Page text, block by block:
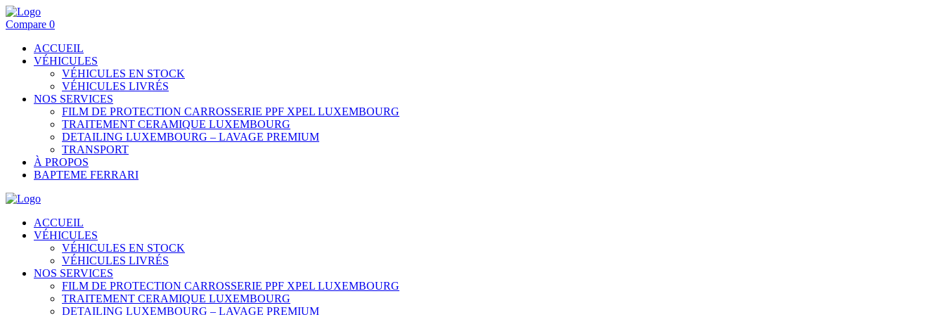
Compare 0
ACCUEIL
VÉHICULES
VÉHICULES EN STOCK
VÉHICULES LIVRÉS
NOS SERVICES
FILM DE PROTECTION CARROSSERIE PPF XPEL LUXEMBOURG
TRAITEMENT CERAMIQUE LUXEMBOURG
DETAILING LUXEMBOURG – LAVAGE PREMIUM
TRANSPORT
À PROPOS
BAPTEME FERRARI
ACCUEIL
VÉHICULES
VÉHICULES EN STOCK
VÉHICULES LIVRÉS
NOS SERVICES
FILM DE PROTECTION CARROSSERIE PPF XPEL LUXEMBOURG
TRAITEMENT CERAMIQUE LUXEMBOURG
DETAILING LUXEMBOURG – LAVAGE PREMIUM